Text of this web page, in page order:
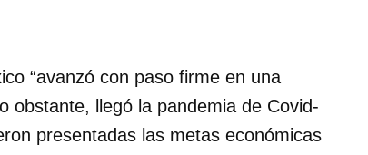
“avanzó con paso firme en una
obstante, llegó la pandemia de Covid-
presentadas las metas económicas